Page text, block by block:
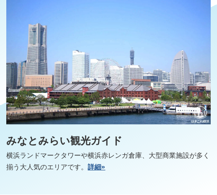
みなとみらい観光ガイド
横浜ランドマークタワーや横浜赤レンガ倉庫、大型商業施設が多く
揃う大人気のエリアです。詳細»